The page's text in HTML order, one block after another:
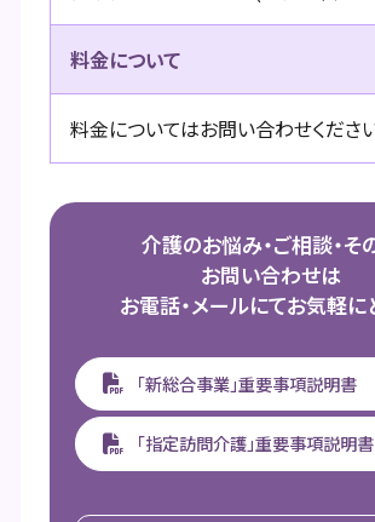
料金について
料金についてはお問い合わせください
介護のお悩み・ご相談・そ
お問い合わせは
お電話・メールにてお気軽に
「新総合事業」重要事項説明書
「指定訪問介護」重要事項説明書